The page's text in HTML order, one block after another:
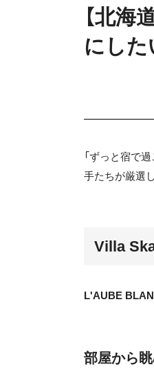
【北海
にした
「ずっと宿で
手たちが厳選
Villa
L'AUBE
部屋から